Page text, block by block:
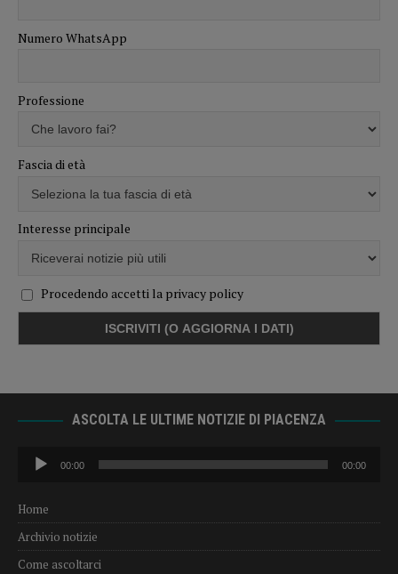
Numero WhatsApp
Professione
Fascia di età
Interesse principale
Procedendo accetti la privacy policy
ASCOLTA LE ULTIME NOTIZIE DI PIACENZA
Audio
Player
00:00 00:00
Home
Archivio notizie
Come ascoltarci